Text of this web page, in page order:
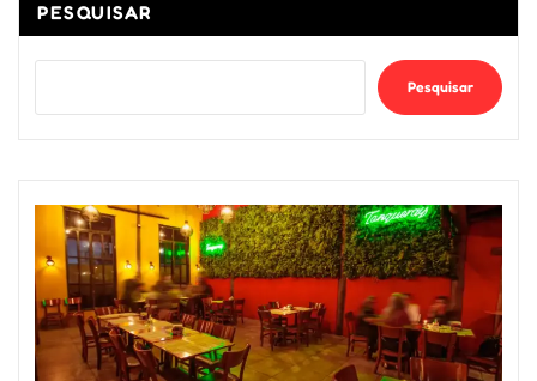
PESQUISAR
Pesquisar